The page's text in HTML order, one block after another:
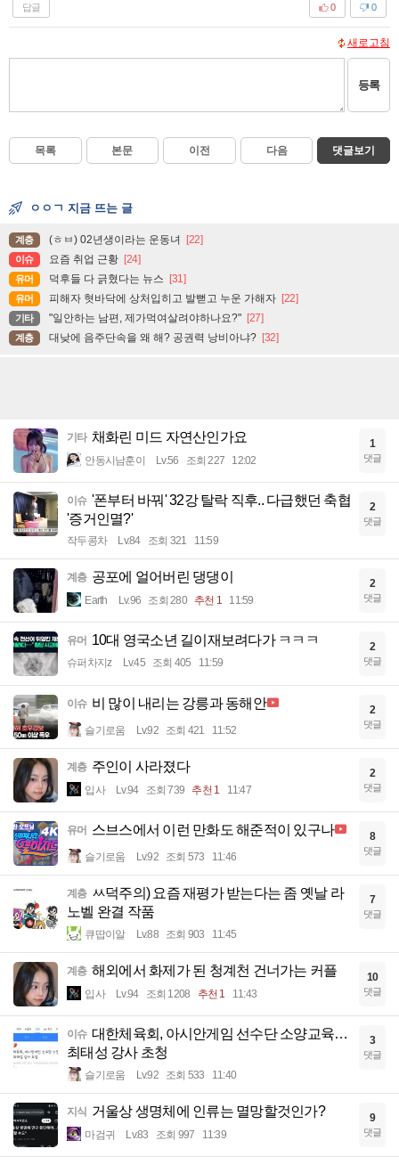
답글 0
0
새로고침
등록
목록 본문 이전 다음 댓글보기
ㅇㅇㄱ 지금 뜨는 글
계층 (ㅎㅂ) 02년생이라는 운동녀 [22]
이슈 요즘 취업 근황 [24]
유머 덕후들 다 긁혔다는 뉴스 [31]
유머 피해자 혓바닥에 상처입히고 발뻗고 누운 가해자 [22]
기타 "일안하는 남편, 제가먹여살려야하나요?" [27]
계층 대낮에 음주단속을 왜 해? 공권력 낭비아냐? [32]
기타 채화린 미드 자연산인가요
안동시남훈이 Lv.56 조회 227 12:02
1
댓글
이슈 '폰부터 바꿔' 32강 탈락 직후.. 다급했던 축협
'증거인멸?'
작두콩차 Lv.84 조회 321 11:59
2
댓글
계층 공포에 얼어버린 댕댕이
Earth Lv.96 조회 280 추천 1 11:59
2
댓글
유머 10대 영국소년 길이재보려다가 ㅋㅋㅋ
슈퍼차지z Lv.45 조회 405 11:59
2
댓글
이슈 비 많이 내리는 강릉과 동해안
슬기로움 Lv.92 조회 421 11:52
2
댓글
계층 주인이 사라졌다
입사 Lv.94 조회 739 추천 1 11:47
2
댓글
유머 스브스에서 이런 만화도 해준적이 있구나
슬기로움 Lv.92 조회 573 11:46
8
댓글
계층 ㅆ덕주의) 요즘 재평가 받는다는 좀 옛날 라
노벨 완결 작품
큐땁이알 Lv.88 조회 903 11:45
7
댓글
계층 해외에서 화제가 된 청계천 건너가는 커플
입사 Lv.94 조회 1208 추천 1 11:43
10
댓글
이슈 대한체육회, 아시안게임 선수단 소양교육…
최태성 강사 초청
슬기로움 Lv.92 조회 533 11:40
3
댓글
지식 거울상 생명체에 인류는 멸망할것인가?
마검귀 Lv.83 조회 997 11:39
9
댓글